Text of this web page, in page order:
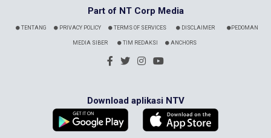
Part of NT Corp Media
TENTANG PRIVACY POLICY TERMS OF SERVICES DISCLAIMER PEDOMAN
MEDIA SIBER TIM REDAKSI ANCHORS
Download aplikasi NTV